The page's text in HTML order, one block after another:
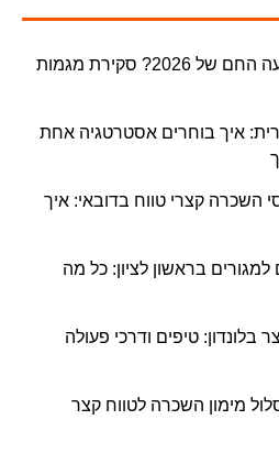
למה בטומי היא יעד ההשקעה החם של 2026? סקירת מגמות
איך בוחרים אסטרטגיה אחת
השכרה קצרי טווח בדובאי: איך
בראשון לציון: כל מה
בלונדון: טיפים ודרכי פעולה
מימון השכרה לטווח קצר